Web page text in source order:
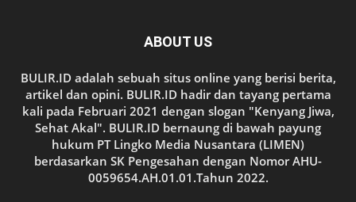
ABOUT US
BULIR.ID adalah sebuah situs online yang berisi berita,
artikel dan opini. BULIR.ID hadir dan tayang pertama
kali pada Februari 2021 dengan slogan "Kenyang Jiwa,
Sehat Akal". BULIR.ID bernaung di bawah payung
hukum PT Lingko Media Nusantara (LIMEN)
berdasarkan SK Pengesahan dengan Nomor AHU-
0059654.AH.01.01.Tahun 2022.